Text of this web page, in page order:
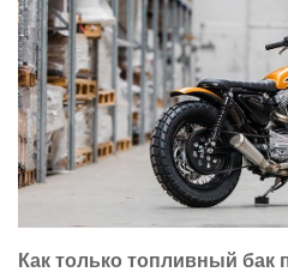
Как только топливный